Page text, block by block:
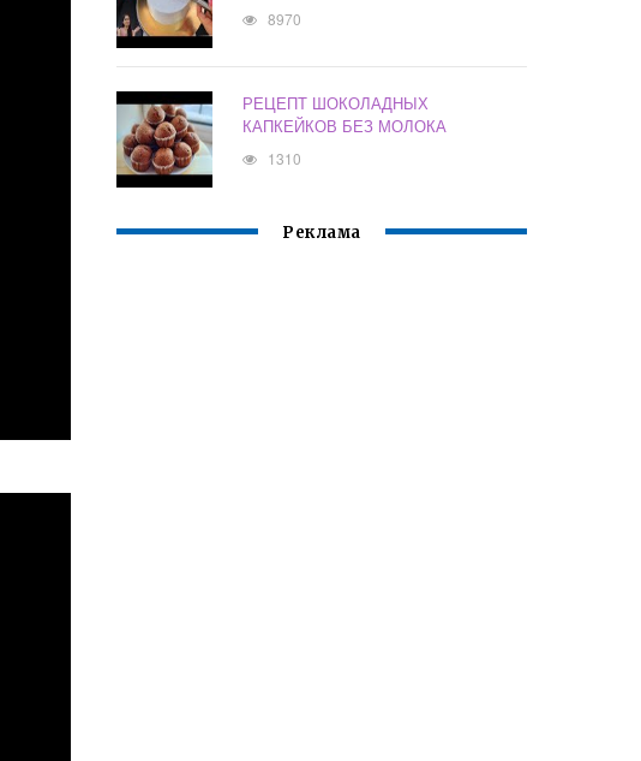
8970
РЕЦЕПТ ШОКОЛАДНЫХ
КАПКЕЙКОВ БЕЗ МОЛОКА
1310
Реклама